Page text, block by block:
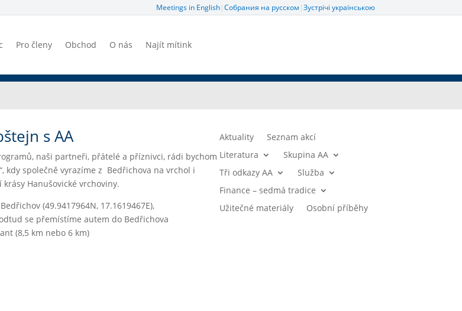
Meetings in English|Собрания на русском |Зустрічі українською
Pro členy Obchod O nás Najít mítink
s AA
naši partneři, přátelé a příznivci, rádi bychom
kdy společně vyrazíme z Bedřichova na vrchol i
Hanušovické vrchoviny.
(49.9417964N, 17.1619467E),
se přemístíme autem do Bedřichova
(8,5 km nebo 6 km)
Aktuality
Seznam akcí
Literatura
Skupina AA
Tři odkazy AA
Služba
Finance – sedmá tradice
Užitečné materiály
Osobní příběhy